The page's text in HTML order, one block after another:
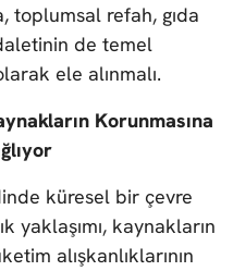
toplumsal refah, gıda
de temel
ele alınmalı.
Korunmasına
küresel bir çevre
yaklaşımı, kaynakların
alışkanlıklarının